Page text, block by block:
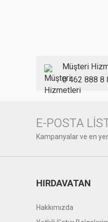
Ürün
Ürün fiyatı
Bu ürüne
Müşteri
0 462 888 8
E-POSTA
Kampanyalar ve en
HIRDAVATAN
Hakkımızda